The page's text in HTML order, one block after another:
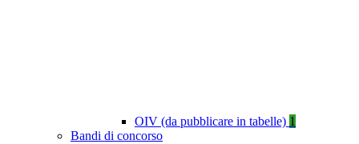
OIV (da pubblicare in tabelle) 1
Bandi di concorso